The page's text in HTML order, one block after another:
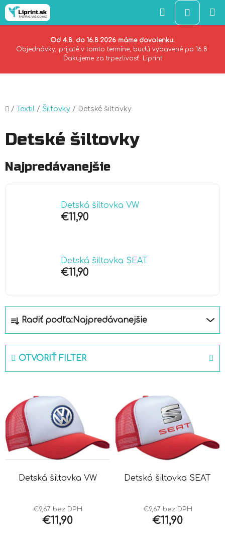
Od 4.8. do 16.8.2026 máme dovolenku.
Objednávky, prijaté v tomto termíne, budú vybavené po 16.8.
Ďakujeme za trpezlivosť. Liprint
Hľadať
KOŠÍK
Domov
/ Textil / Šiltovky / Detské šiltovky
Detské šiltovky
Najpredávanejšie
Detská šiltovka VW
€11,90
Detská šiltovka SEAT
€11,90
a
d
n
r
o
d
u
Radiť podľa:Najpredávanejšie
OTVORIŤ FILTER
p
i
s
p
Detská šiltovka VW
€9,67 bez DPH
€11,90
Detská šiltovka SEAT
€9,67 bez DPH
€11,90